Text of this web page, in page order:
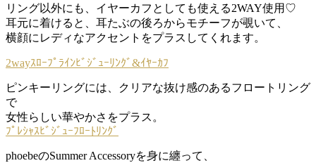
リング以外にも、イヤーカフとしても使える2WAY使用♡
耳元に着けると、耳たぶの後ろからモチーフが覗いて、
横顔にレディなアクセントをプラスしてくれます。
2wayｽﾛｰﾌﾟﾗｲﾝﾋﾞｼﾞｭｰﾘﾝｸﾞ&ｲﾔｰｶﾌ
ピンキーリングには、クリアな抜け感のあるフロートリング
で
女性らしい華やかさをプラス。
ﾌﾟﾚｼｬｽﾋﾞｼﾞｭｰﾌﾛｰﾄﾘﾝｸﾞ
phoebeのSummer Accessoryを身に纏って、